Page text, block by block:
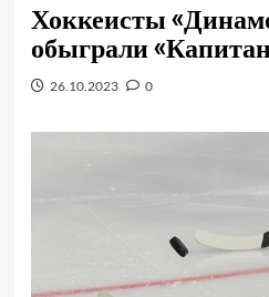
Хоккеисты
обыграли
26.10.2023 0